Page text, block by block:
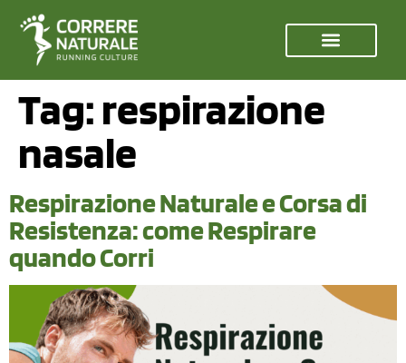
Tag:respirazione
nasale
Respirazione Naturale e Corsa di
Resistenza: come Respirare
quando Corri